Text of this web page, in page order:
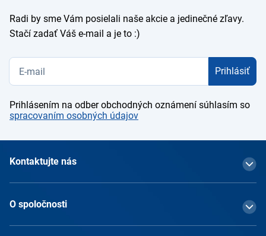
Radi by sme Vám posielali naše akcie a jedinečné zľavy.
Stačí zadať Váš e-mail a je to :)
Prihlásiť
Prihlásením na odber obchodných oznámení súhlasím so
spracovaním osobných údajov
Kontaktujte nás
O spoločnosti